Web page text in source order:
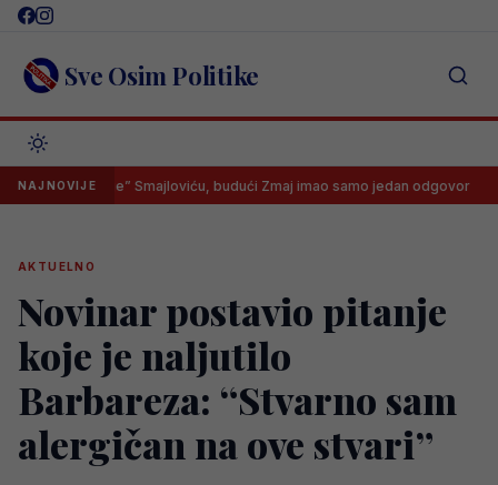
Skip
content Sve Osim Politike
NAJNOVIJE
noge” Smajloviću, budući Zmaj imao samo jedan odgovor
AKTUELNO
Novinar postavio pitanje
koje je naljutilo
Barbareza: “Stvarno sam
alergičan na ove stvari”